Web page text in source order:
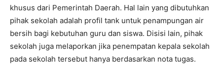
khusus dari Pemerintah Daerah. Hal lain yang dibutuhkan
pihak sekolah adalah profil tank untuk penampungan air
bersih bagi kebutuhan guru dan siswa. Disisi lain, pihak
sekolah juga melaporkan jika penempatan kepala sekolah
pada sekolah tersebut hanya berdasarkan nota tugas.